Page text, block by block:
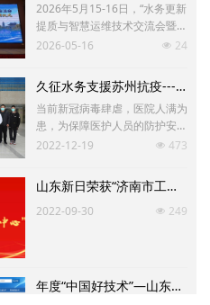
2026年5月15-16日，“水务更新
提质与智慧运维技术交流会暨首
届‘华城杯’水业贡献奖颁奖仪
电气设备有限公司作为协办单位
之一，参与本次行业盛会，与各
界专家共同探讨水务技术的创新
与应用。
넶 24
2026-05-16
久征水务支援苏州抗疫---向苏州科技城医院捐赠消杀设备
当前新冠病毒肆虐，医院人满为
患，为保障医护人员的防护安
全，近期苏州久征水务科技有限
征”智能消毒机。
넶 473
2022-12-19
山东新日荣获“济南市工程研究中心” 称号
넶 249
2022-09-30
年度“中国好技术”—山东新日“创新型普适性智能化消毒设备”项目 荣获“中国好技术”称号